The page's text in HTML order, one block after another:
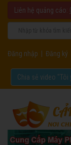
Liên hệ quảng cáo:
Đăng nhập Đăng ký
Chia sẻ video "Tôi